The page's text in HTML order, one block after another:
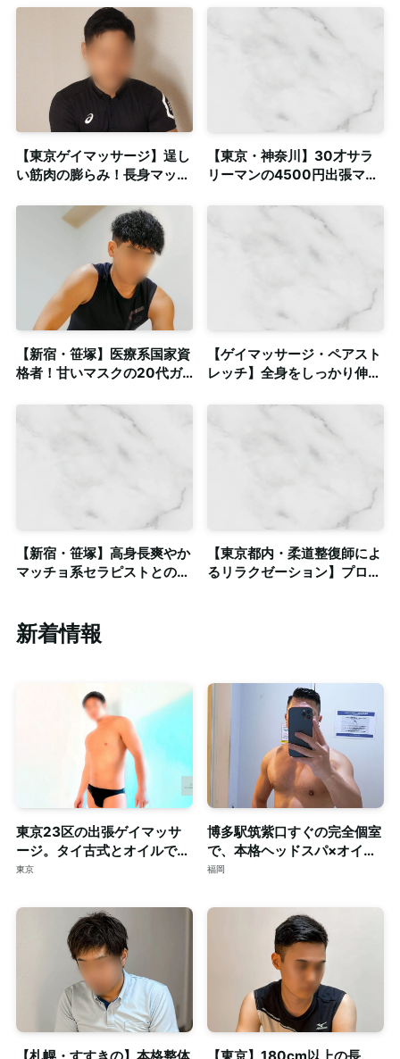
潔感のある個室も完備
【東京ゲイマッサージ】逞し
い筋肉の膨らみ！長身マッス
室・出張対応
【東京・神奈川】30才サラ
リーマンの4500円出張マッ
【新宿・笹塚】医療系国家資
格者！甘いマスクの20代ガ
室・出張対応可能
【ゲイマッサージ・ペアスト
レッチ】全身をしっかり伸ば
備・出張対応可
【新宿・笹塚】高身長爽やか
マッチョ系セラピストとの密
【東京都内・柔道整復師によ
るリラクゼーション】プロア
新着情報
東京23区の出張ゲイマッサ
ージ。タイ古式とオイルで心
身を深く整える至福のリラク
東京
博多駅筑紫口すぐの完全個室
で、本格ヘッドスパ×オイル
マッサージ。ご予約はDMで
福岡